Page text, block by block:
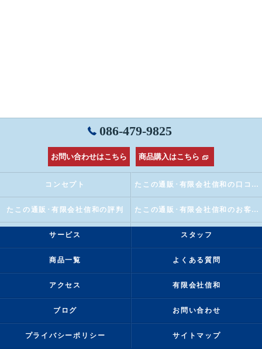
086-479-9825
お問い合わせはこちら 商品購入はこちら
コンセプト たこの通販･有限会社信和の口コミ情報
たこの通販･有限会社信和の評判 たこの通販･有限会社信和のお客様の声
サービス スタッフ
商品一覧 よくある質問
アクセス 有限会社信和
ブログ お問い合わせ
プライバシーポリシー サイトマップ